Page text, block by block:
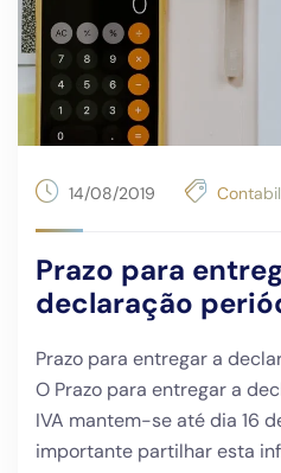
14/08/2019
Prazo para
declaração
Prazo para entregar a
O Prazo para entregar a
IVA mantem-se até dia 16
importante partilhar esta